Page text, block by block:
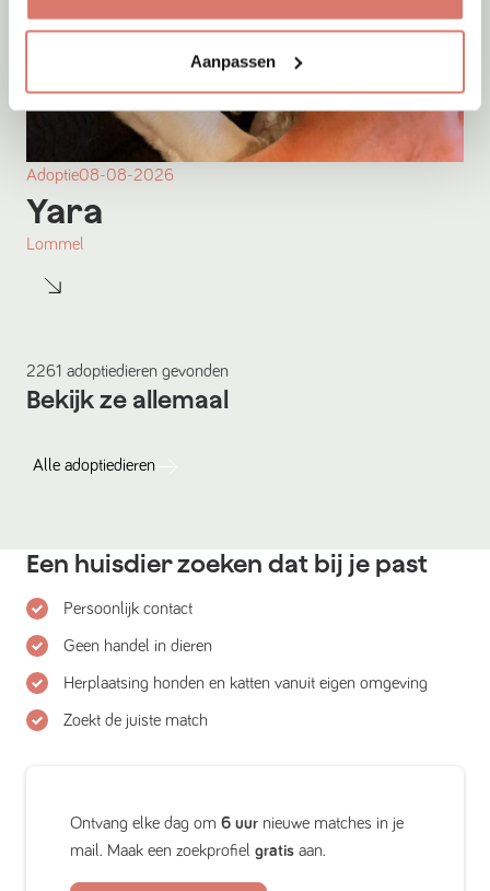
Aanpassen
Adoptie08-08-2026
Yara
Lommel
2261 adoptiedieren gevonden
Bekijk ze allemaal
Alle adoptiedieren
Een huisdier zoeken dat bij je past
Persoonlijk contact
Geen handel in dieren
Herplaatsing honden en katten vanuit eigen omgeving
Zoekt de juiste match
Ontvang elke dag om 6 uur nieuwe matches in je
mail. Maak een zoekprofiel gratis aan.